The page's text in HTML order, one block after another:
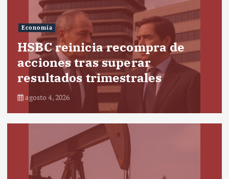
Economía
HSBC reinicia recompra de
acciones tras superar
resultados trimestrales
agosto 4, 2026